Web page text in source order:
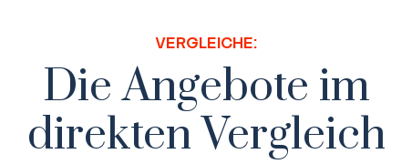
VERGLEICHE:
Die Angebote im
direkten Vergleich